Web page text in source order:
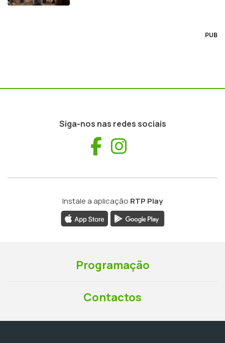
PUB
Siga-nos nas redes sociais
Facebook
Instale a aplicação RTP Play
Programação
Contactos